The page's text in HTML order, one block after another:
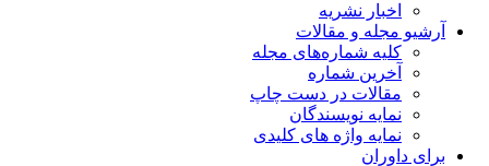
اخبار نشریه
آرشیو مجله و مقالات
کلیه شماره‌های مجله
آخرین شماره
مقالات در دست چاپ
نمایه نویسندگان
نمایه واژه های کلیدی
برای داوران